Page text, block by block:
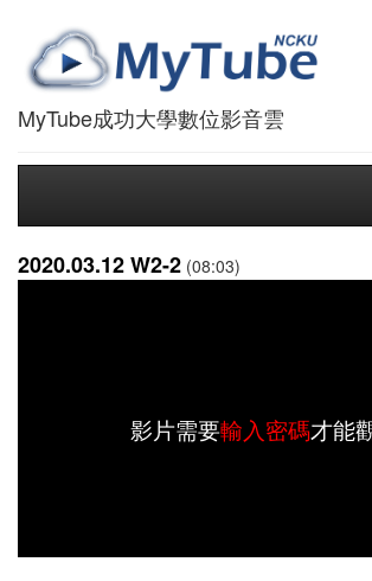
MyTube成功大學數位影音雲
2020.03.12 W2-2 (08:03)
影片需要輸入密碼才能